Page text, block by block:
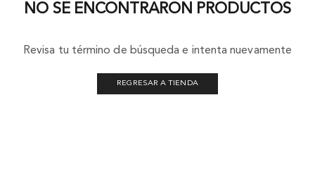
NO SE ENCONTRARON PRODUCTOS
Revisa tu término de búsqueda e intenta nuevamente
REGRESAR A TIENDA